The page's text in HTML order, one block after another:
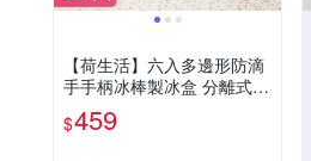
【荷生活】六入多邊形防滴
手手柄冰棒製冰盒 分離式帶
儲冰桶冰棒模具盒-2入組
$459